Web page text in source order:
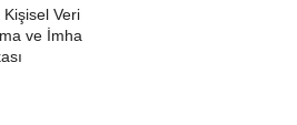
Kişisel Veri
ve İmha